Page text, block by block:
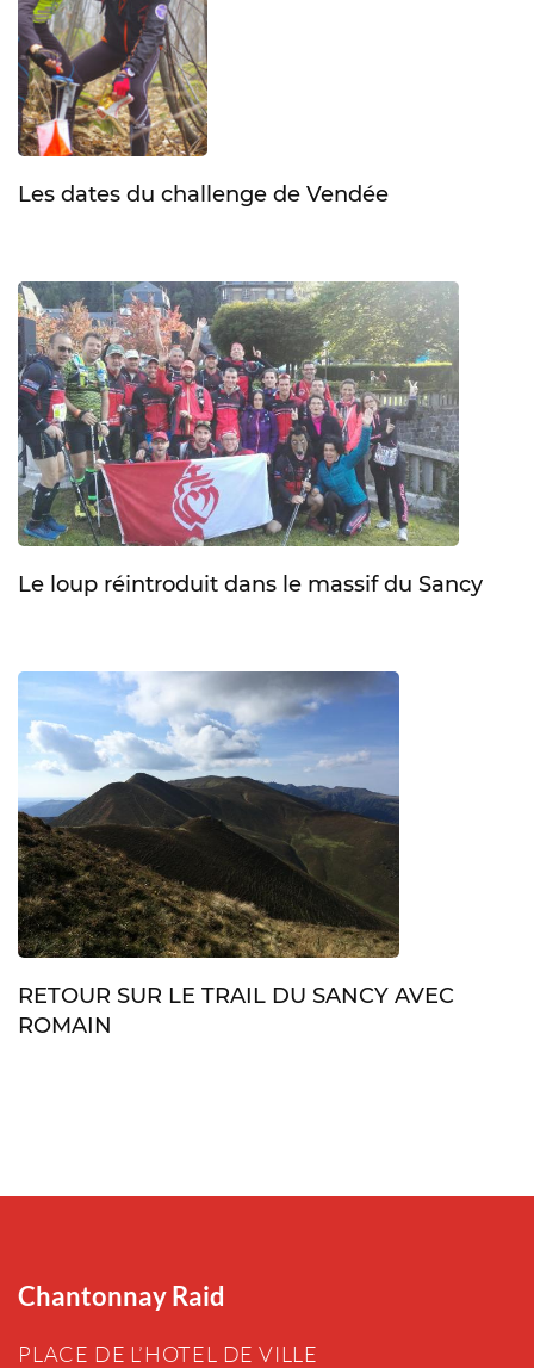
Les dates du challenge de Vendée
Le loup réintroduit dans le massif du Sancy
RETOUR SUR LE TRAIL DU SANCY AVEC
ROMAIN
Chantonnay Raid
PLACE DE L’HOTEL DE VILLE